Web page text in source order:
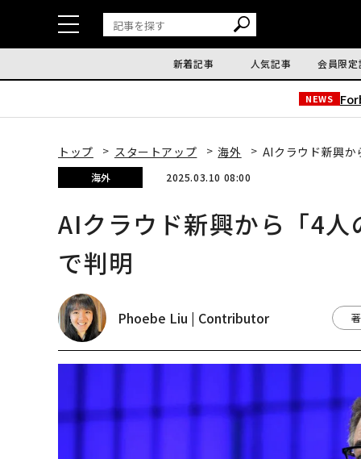
新着記事 人気記事 会員限定
NEWS
トップ スタートアップ 海外 AIクラウド新興
海外 2025.03.10 08:00
AIクラウド新興から「4
で判明
Phoebe Liu | Contributor